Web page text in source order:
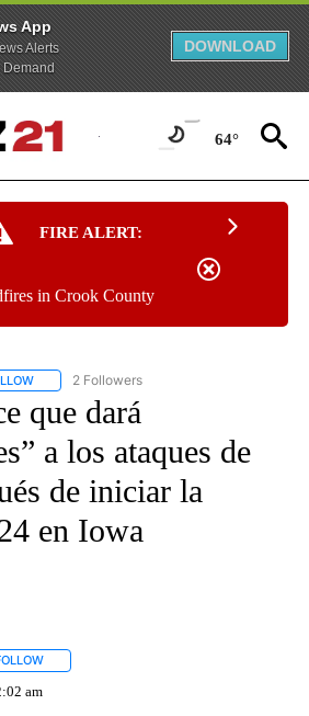
App
Alerts
Demand
DOWNLOAD
64°
FIRE ALERT:
in Crook County
FOLLOW "NOTICIAS - CNN" TO RECEIVE
2 Followers
que dará
a los ataques de
de iniciar la
en Iowa
am